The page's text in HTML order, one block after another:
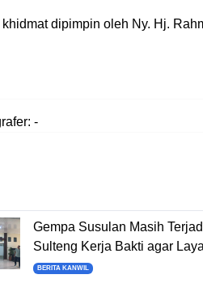
dipimpin oleh Ny. Hj.
-
Gempa Susulan Masih
Sulteng Kerja Bakti agar
BERITA KANWIL